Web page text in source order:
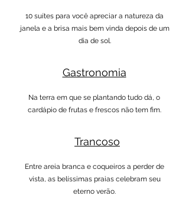
10 suítes para você apreciar a natureza da
janela e a brisa mais bem vinda depois de um
dia de sol.
Gastronomia
Na terra em que se plantando tudo dá, o
cardápio de frutas e frescos não tem fim.
Trancoso
Entre areia branca e coqueiros a perder de
vista, as belíssimas praias celebram seu
eterno verão.